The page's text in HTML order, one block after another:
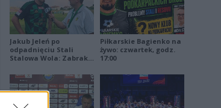
Jakub Jeleń po
odpadnięciu Stali
Stalowa Wola: Zabrakło
Piłkarskie Bagienko na
żywo: czwartek, godz.
17:00